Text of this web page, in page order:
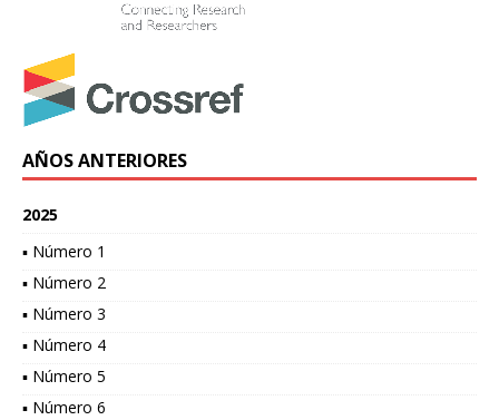
AÑOS ANTERIORES
2025
▪ Número 1
▪ Número 2
▪ Número 3
▪ Número 4
▪ Número 5
▪ Número 6